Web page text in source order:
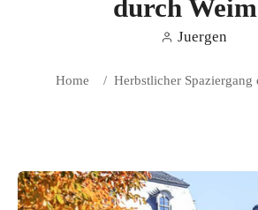
durch
Juergen
Home / Herbstlicher Spaziergang